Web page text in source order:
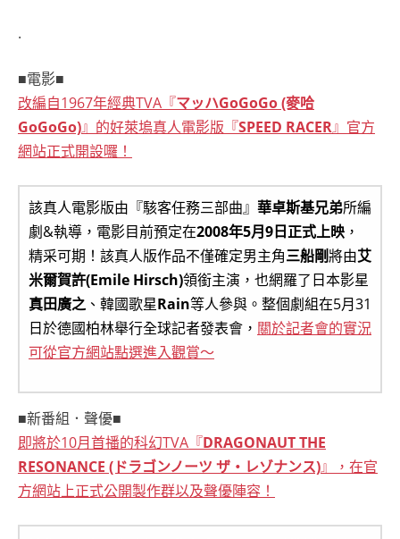
.
■電影■
改編自1967年經典TVA『マッハGoGoGo (麥哈
GoGoGo)』的好萊塢真人電影版『SPEED RACER』官方
網站正式開設囉！
該真人電影版由『駭客任務三部曲』 華卓斯基兄弟所編
劇&執導，電影目前預定在2008年5月9日正式上映 ，
精采可期！該真人版作品不僅確定男主角三船剛將由艾
米爾賀許(Emile Hirsch)領銜主演，也網羅了日本影星
真田廣之 、韓國歌星Rain等人參與。整個劇組在5月31
日於德國柏林舉行全球記者發表會， 關於記者會的實況
可從官方網站點選進入觀賞～
■新番組．聲優■
即將於10月首播的科幻TVA『DRAGONAUT THE
RESONANCE (ドラゴンノーツ ザ・レゾナンス)』，在官
方網站上正式公開製作群以及聲優陣容！